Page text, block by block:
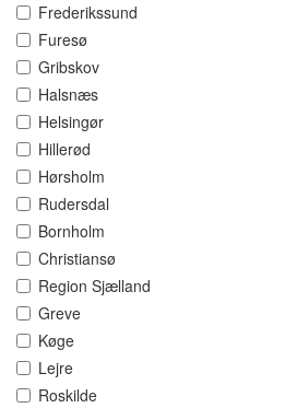
Frederikssund
Furesø
Gribskov
Halsnæs
Helsingør
Hillerød
Hørsholm
Rudersdal
Bornholm
Christiansø
Region Sjælland
Greve
Køge
Lejre
Roskilde